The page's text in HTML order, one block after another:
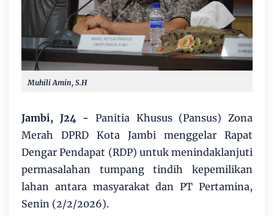
Muhili Amin, S.H
Jambi, J24 - Panitia Khusus (Pansus) Zona
Merah DPRD Kota Jambi menggelar Rapat
Dengar Pendapat (RDP) untuk menindaklanjuti
permasalahan tumpang tindih kepemilikan
lahan antara masyarakat dan PT Pertamina,
Senin (2/2/2026).